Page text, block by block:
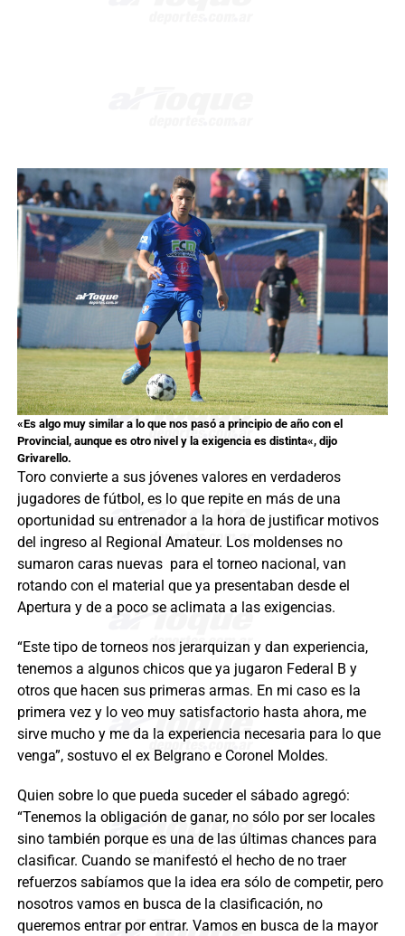
«Es algo muy similar a lo que nos pasó a principio de año con el
Provincial, aunque es otro nivel y la exigencia es distinta«, dijo
Grivarello.
Toro convierte a sus jóvenes valores en verdaderos
jugadores de fútbol, es lo que repite en más de una
oportunidad su entrenador a la hora de justificar motivos
del ingreso al Regional Amateur. Los moldenses no
sumaron caras nuevas para el torneo nacional, van
rotando con el material que ya presentaban desde el
Apertura y de a poco se aclimata a las exigencias.
“Este tipo de torneos nos jerarquizan y dan experiencia,
tenemos a algunos chicos que ya jugaron Federal B y
otros que hacen sus primeras armas. En mi caso es la
primera vez y lo veo muy satisfactorio hasta ahora, me
sirve mucho y me da la experiencia necesaria para lo que
venga”, sostuvo el ex Belgrano e Coronel Moldes.
Quien sobre lo que pueda suceder el sábado agregó:
“Tenemos la obligación de ganar, no sólo por ser locales
sino también porque es una de las últimas chances para
clasificar. Cuando se manifestó el hecho de no traer
refuerzos sabíamos que la idea era sólo de competir, pero
nosotros vamos en busca de la clasificación, no
queremos entrar por entrar. Vamos en busca de la mayor